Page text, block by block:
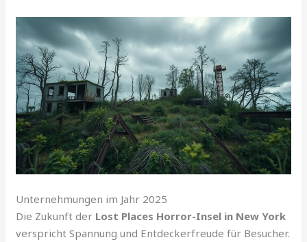
Unternehmungen im Jahr 2025
Die Zukunft der Lost Places Horror-Insel in New York
verspricht Spannung und Entdeckerfreude für Besucher.